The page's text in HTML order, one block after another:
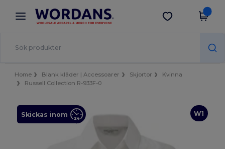
× Wordans-app
Bättre priser i appen!
Hämta app
Home Blank kläder | Accessoarer Skjortor
Kvinna
Russell Collection R-933F-0
W1
Skickas inom